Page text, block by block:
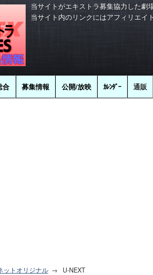
当サイトがエキストラ募集協力した劇
当サイト内のリンクにはアフィリエイ
合 募集情報 公開/放映 ｶﾚﾝﾀﾞｰ 通販
ットオリジナル U-NEXT